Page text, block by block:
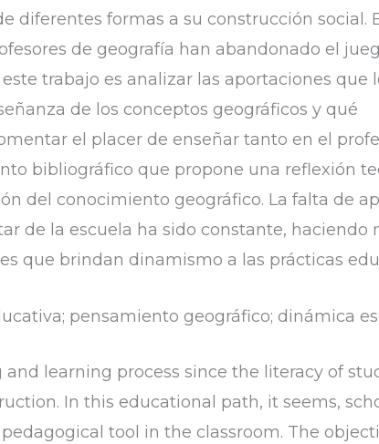
diferentes formas a su construcción social.
de geografía han abandonado el
trabajo es analizar las aportaciones que
de los conceptos geográficos y qué
el placer de enseñar tanto en el
bibliográfico que propone una reflexión
del conocimiento geográfico. La falta de
de la escuela ha sido constante, haciendo
que brindan dinamismo a las prácticas
pensamiento geográfico; dinámica
learning process since the literacy of
In this educational path, it seems,
tool in the classroom. The